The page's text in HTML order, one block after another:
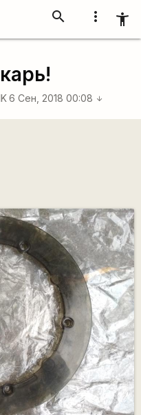
more_vert accessibility_new
search
6 Сен, 2018 00:08 arrow_downward